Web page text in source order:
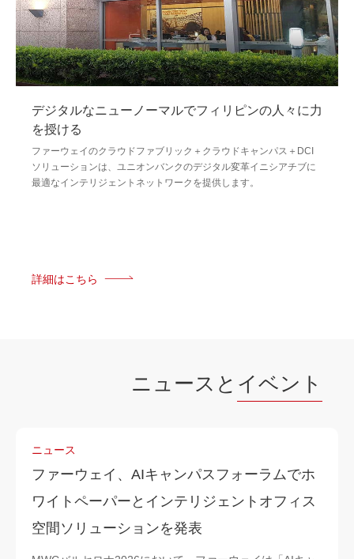
デジタルなニューノーマルでフィリピンの人々に力
を授ける
ファーウェイのクラウドファブリック＋クラウドキャンパス＋DCI
ソリューションは、ユニオンバンクのデジタル変革イニシアチブに
最適なインテリジェントネットワークを提供します。
詳細はこちら
ニュースと イベント
ニュース
ファーウェイ、AIキャンパスフォーラムでホ
ワイトペーパーとインテリジェントオフィス
空間ソリューションを発表